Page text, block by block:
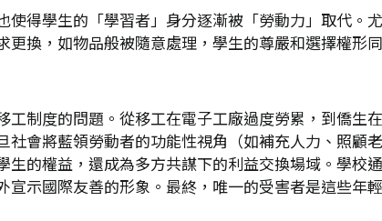
使得學生的「學習者」身分逐漸被「勞動力」取代。
換，如物品般被隨意處理，學生的尊嚴和選擇權形
制度的問題。從移工在電子工廠過度勞累，到僑生
會將藍領勞動者的功能性視角（如補充人力、照顧
生的權益，還成為多方共謀下的利益交換場域。學
示國際友善的形象。最終，唯一的受害者是這些年